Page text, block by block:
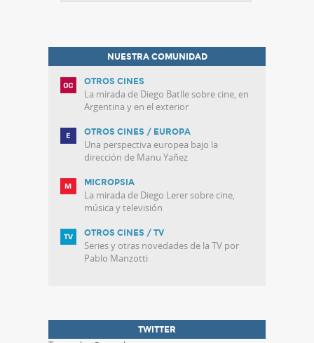
NUESTRA COMUNIDAD
OTROS CINES
La mirada de Diego Batlle sobre cine, en
Argentina y en el exterior
OTROS CINES / EUROPA
Una perspectiva europea bajo la
dirección de Manu Yañez
MICROPSIA
La mirada de Diego Lerer sobre cine,
música y televisión
OTROS CINES / TV
Series y otras novedades de la TV por
Pablo Manzotti
TWITTER